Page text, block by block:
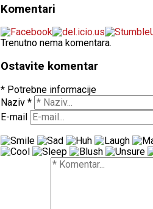
Komentari
Trenutno nema komentara.
Ostavite komentar
* Potrebne informacije
Naziv *
E-mail